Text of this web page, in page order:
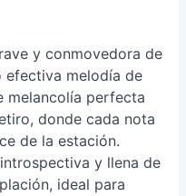
y conmovedora de
efectiva melodía de
melancolía perfecta
donde cada nota
de la estación.
y llena de
ideal para